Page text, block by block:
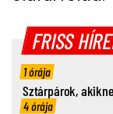
FRISS
1 órája
Sztárpárok,
4 órája